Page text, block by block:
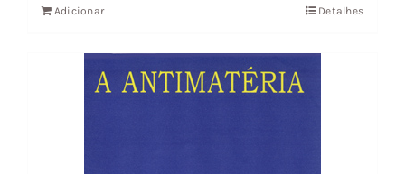
era:
Adicionar Detalhes